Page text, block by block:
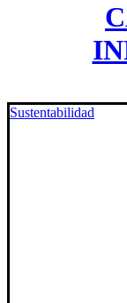
Sustentabilidad